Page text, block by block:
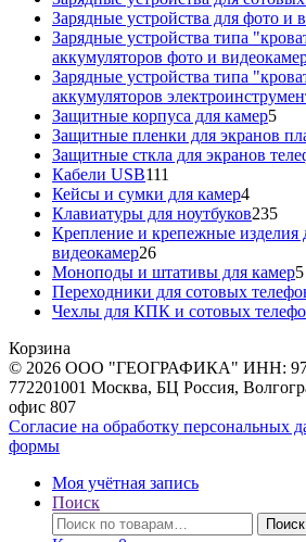
Зарядные устройства для фото и
Зарядные устройства типа
аккумуляторов фото и
Зарядные устройства типа
аккумуляторов
Защитные корпуса для камер55
Защитные пленки для экранов
Защитные сткла для экранов
Кабели USB111
товаров
Кейсы и сумки для камер44
товара
Клавиатуры для ноутбуков235235
Крепление и крепежные изделия
видеокамер2626
товаров
Моноподы и штативы для камер55
Переходники для сотовых
Чехлы для КПК и сотовых
Корзина
© 2026 ООО "ГЕОГРАФИКА" ИНН:
772201001 Москва, БЦ Россия,
офис 807
Согласие на обработку персональных
формы
Моя учётная запись
Поиск
Искать:
Поиск